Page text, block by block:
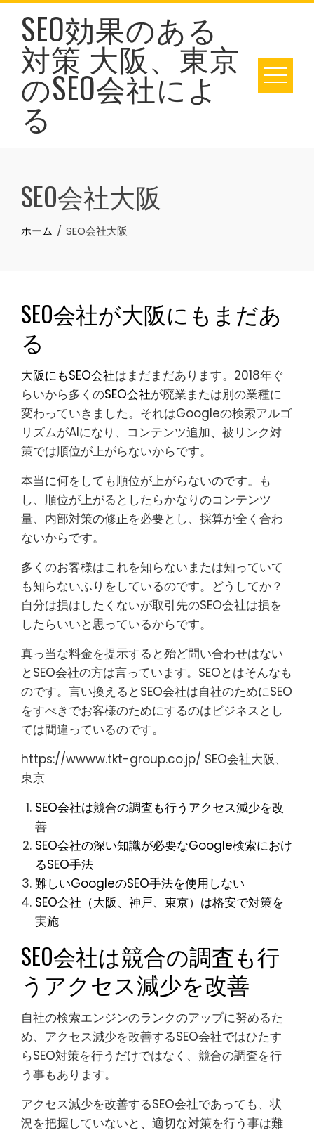
Skip
contentSEO効果のある
対策 大阪、東京
のSEO会社によ
る
SEO会社大阪
ホーム SEO会社大阪
SEO会社が大阪にもまだあ
る
大阪にもSEO会社はまだまだあります。2018年ぐ
らいから多くのSEO会社が廃業または別の業種に
変わっていきました。それはGoogleの検索アルゴ
リズムがAIになり、コンテンツ追加、被リンク対
策では順位が上がらないからです。
本当に何をしても順位が上がらないのです。も
し、順位が上がるとしたらかなりのコンテンツ
量、内部対策の修正を必要とし、採算が全く合わ
ないからです。
多くのお客様はこれを知らないまたは知っていて
も知らないふりをしているのです。どうしてか？
自分は損はしたくないが取引先のSEO会社は損を
したらいいと思っているからです。
真っ当な料金を提示すると殆ど問い合わせはない
とSEO会社の方は言っています。SEOとはそんなも
のです。言い換えるとSEO会社は自社のためにSEO
をすべきでお客様のためにするのはビジネスとし
ては間違っているのです。
https://wwww.tkt-group.co.jp/ SEO会社大阪、
東京
SEO会社は競合の調査も行うアクセス減少を改
善
SEO会社の深い知識が必要なGoogle検索におけ
るSEO手法
難しいGoogleのSEO手法を使用しない
SEO会社（大阪、神戸、東京）は格安で対策を
実施
SEO会社は競合の調査も行
うアクセス減少を改善
自社の検索エンジンのランクのアップに努めるた
め、アクセス減少を改善するSEO会社ではひたす
らSEO対策を行うだけではなく、競合の調査を行
う事もあります。
アクセス減少を改善するSEO会社であっても、状
況を把握していないと、適切な対策を行う事は難